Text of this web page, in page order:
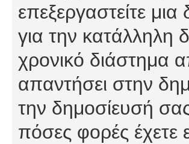
επεξεργαστείτε
για την κατάλληλη
χρονικό διάστημα
απαντήσει στην
την δημοσίευσή
πόσες φορές έχετε